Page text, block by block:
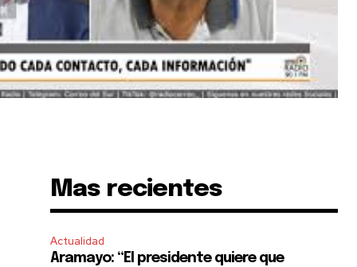
Mas recientes
Actualidad
Aramayo: “El presidente quiere que